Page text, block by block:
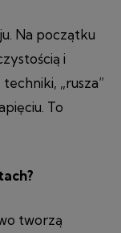
Na początku
i
„rusza”
To
tworzą